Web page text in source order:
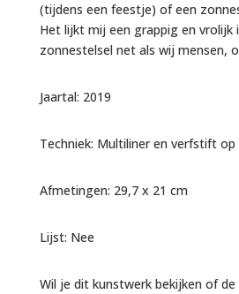
(tijdens een feestje) of een
Het lijkt mij een grappig en vrolijk
zonnestelsel net als wij mensen,
Jaartal: 2019
Techniek: Multiliner en verfstift op
Afmetingen: 29,7 x 21 cm
Lijst: Nee
Wil je dit kunstwerk bekijken of de